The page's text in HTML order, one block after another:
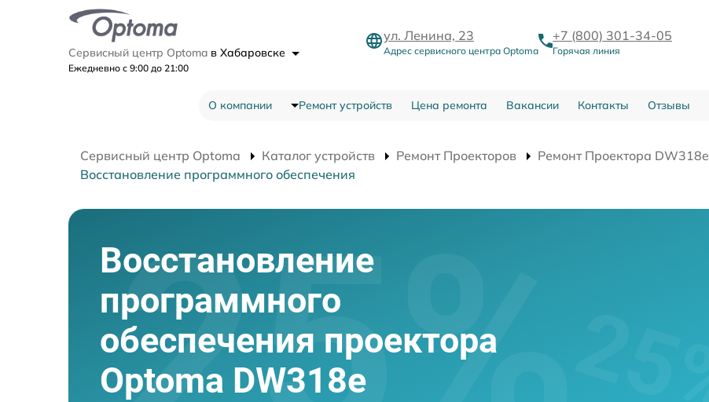
Сервисный центр Optoma в Хабаровске
Ежедневно с 9:00 до 21:00
ул. Ленина, 23
Адрес сервисного центра Optoma
+7 (800) 301-34-05
Горячая линия
О компании Ремонт устройств Цена ремонта Вакансии Контакты Отзывы
Сервисный центр Optoma Каталог устройств Ремонт Проекторов
Ремонт Проектора DW318e
Восстановление программного обеспечения
Восстановление
программного
обеспечения проектора
Optoma DW318e